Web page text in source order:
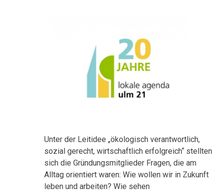
Unter der Leitidee „ökologisch verantwortlich,
sozial gerecht, wirtschaftlich erfolgreich“ stellten
sich die Gründungsmitglieder Fragen, die am
Alltag orientiert waren: Wie wollen wir in Zukunft
leben und arbeiten? Wie sehen